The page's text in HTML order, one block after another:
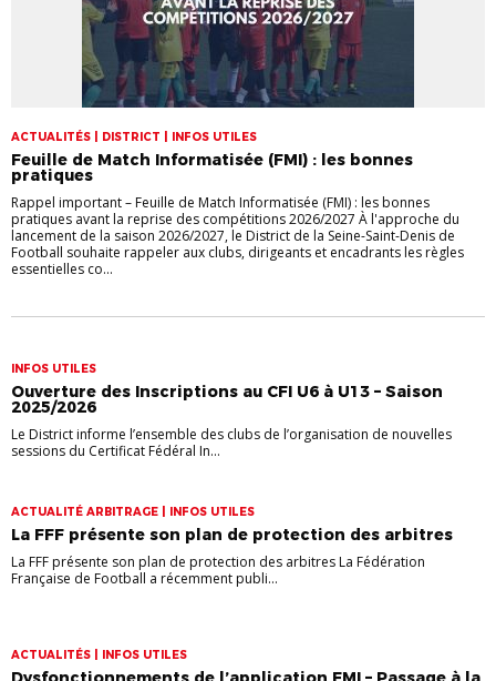
ACTUALITÉS | DISTRICT | INFOS UTILES
Feuille de Match Informatisée (FMI) : les bonnes
pratiques
Rappel important – Feuille de Match Informatisée (FMI) : les bonnes
pratiques avant la reprise des compétitions 2026/2027 À l'approche du
lancement de la saison 2026/2027, le District de la Seine-Saint-Denis de
Football souhaite rappeler aux clubs, dirigeants et encadrants les règles
essentielles co...
INFOS UTILES
Ouverture des Inscriptions au CFI U6 à U13 – Saison
2025/2026
Le District informe l’ensemble des clubs de l’organisation de nouvelles
sessions du Certificat Fédéral In...
ACTUALITÉ ARBITRAGE | INFOS UTILES
La FFF présente son plan de protection des arbitres
La FFF présente son plan de protection des arbitres La Fédération
Française de Football a récemment publi...
ACTUALITÉS | INFOS UTILES